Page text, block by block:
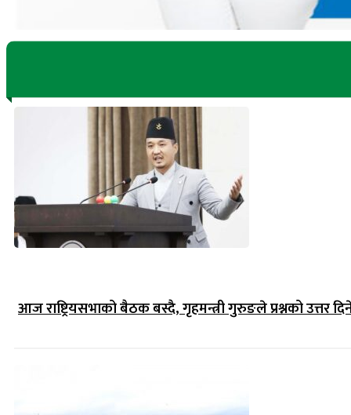
आज राष्ट्रियसभाको बैठक बस्दै, गृहमन्त्री गुरुङले प्रश्नको उत्तर